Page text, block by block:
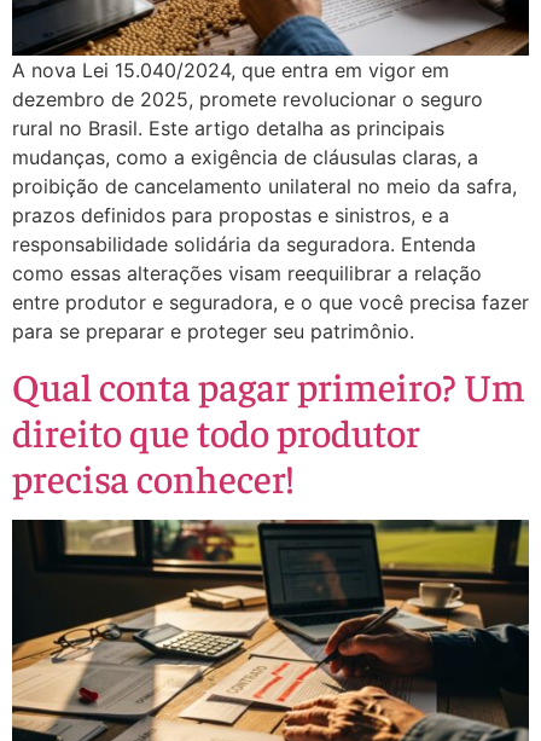
A nova Lei 15.040/2024, que entra em vigor em
dezembro de 2025, promete revolucionar o seguro
rural no Brasil. Este artigo detalha as principais
mudanças, como a exigência de cláusulas claras, a
proibição de cancelamento unilateral no meio da safra,
prazos definidos para propostas e sinistros, e a
responsabilidade solidária da seguradora. Entenda
como essas alterações visam reequilibrar a relação
entre produtor e seguradora, e o que você precisa fazer
para se preparar e proteger seu patrimônio.
Qual conta pagar primeiro? Um
direito que todo produtor
precisa conhecer!